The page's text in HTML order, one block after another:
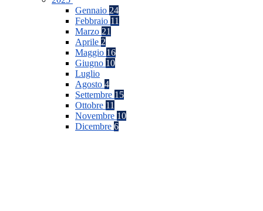
Gennaio 24
Febbraio 11
Marzo 21
Aprile 2
Maggio 16
Giugno 10
Luglio
Agosto 4
Settembre 15
Ottobre 11
Novembre 10
Dicembre 6